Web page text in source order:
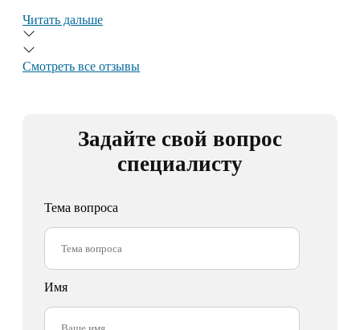
Читать дальше
Смотреть все отзывы
Задайте свой вопрос
специалисту
Тема вопроса
Имя